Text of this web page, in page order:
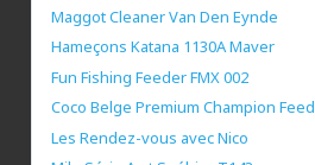
Maggot Cleaner Van Den Eynde
Hameçons Katana 1130A Maver
Fun Fishing Feeder FMX 002
Coco Belge Premium Champion Feed
Les Rendez-vous avec Nico